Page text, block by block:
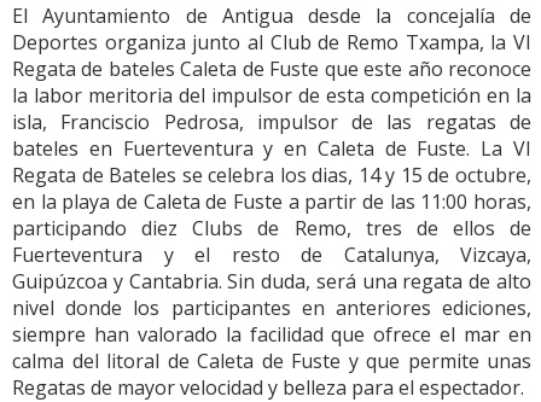
El Ayuntamiento de Antigua desde la concejalía de
Deportes organiza junto al Club de Remo Txampa, la VI
Regata de bateles Caleta de Fuste que este año reconoce
la labor meritoria del impulsor de esta competición en la
isla, Franciscio Pedrosa, impulsor de las regatas de
bateles en Fuerteventura y en Caleta de Fuste. La VI
Regata de Bateles se celebra los dias, 14 y 15 de octubre,
en la playa de Caleta de Fuste a partir de las 11:00 horas,
participando diez Clubs de Remo, tres de ellos de
Fuerteventura y el resto de Catalunya, Vizcaya,
Guipúzcoa y Cantabria. Sin duda, será una regata de alto
nivel donde los participantes en anteriores ediciones,
siempre han valorado la facilidad que ofrece el mar en
calma del litoral de Caleta de Fuste y que permite unas
Regatas de mayor velocidad y belleza para el espectador.